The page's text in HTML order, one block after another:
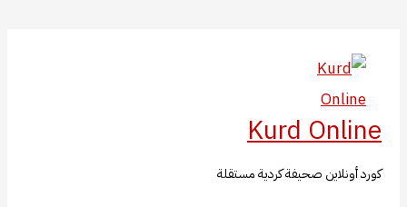
المحتوى
Kurd Online
كورد أونلاين صحيفة كردية مستقلة